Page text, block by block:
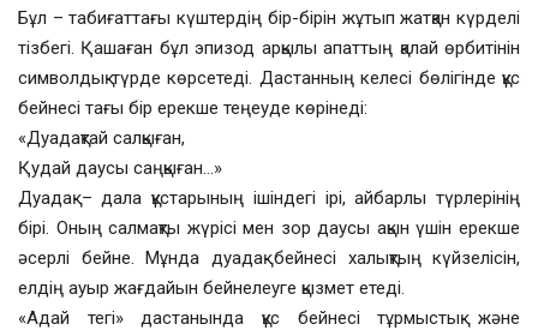
Бұл – табиғаттағы күштердің бір-бірін жұтып жатқан күрделі
тізбегі. Қашаған бұл эпизод арқылы апаттың қалай өрбитінін
символдық түрде көрсетеді. Дастанның келесі бөлігінде құс
бейнесі тағы бір ерекше теңеуде көрінеді:
«Дуадақтай салқыған,
Қудай даусы саңқыған…»
Дуадақ – дала құстарының ішіндегі ірі, айбарлы түрлерінің
бірі. Оның салмақты жүрісі мен зор даусы ақын үшін ерекше
әсерлі бейне. Мұнда дуадақ бейнесі халықтың күйзелісін,
елдің ауыр жағдайын бейнелеуге қызмет етеді.
«Адай тегі» дастанында құс бейнесі тұрмыстық және